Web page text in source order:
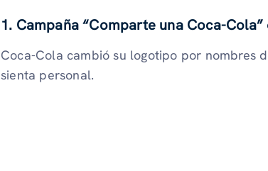
1. Campaña “Comparte una Coca-
Coca-Cola cambió su logotipo por nombres
sienta personal.